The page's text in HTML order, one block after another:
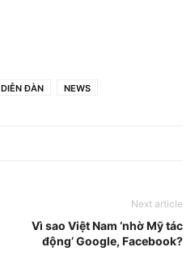
DIỄN ĐÀN NEWS
Next article
Vì sao Việt Nam ‘nhờ Mỹ tác
động’ Google, Facebook?